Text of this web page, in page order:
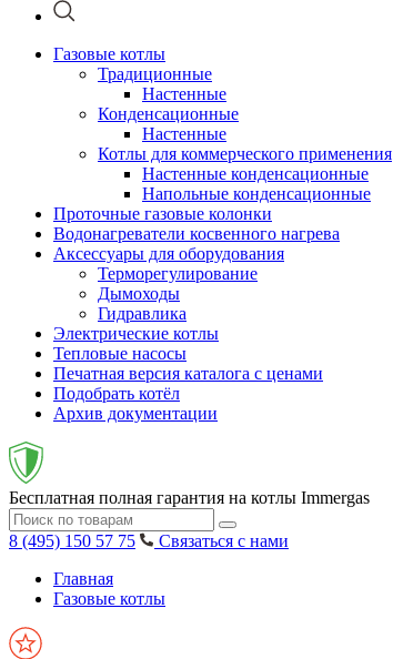
Газовые котлы
Традиционные
Настенные
Конденсационные
Настенные
Котлы для коммерческого применения
Настенные конденсационные
Напольные конденсационные
Проточные газовые колонки
Водонагреватели косвенного нагрева
Аксессуары для оборудования
Терморегулирование
Дымоходы
Гидравлика
Электрические котлы
Тепловые насосы
Печатная версия каталога с ценами
Подобрать котёл
Архив документации
Бесплатная полная гарантия на котлы Immergas
8 (495) 150 57 75
Связаться с нами
Главная
Газовые котлы